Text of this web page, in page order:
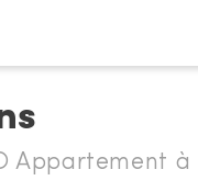
Appartement à